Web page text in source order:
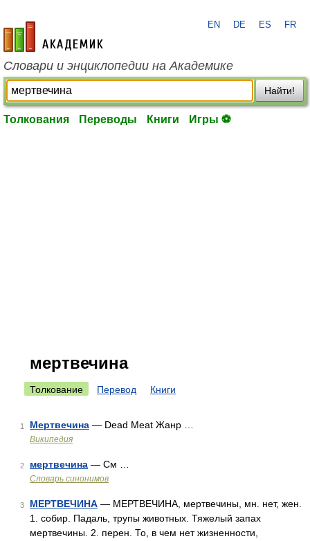
academic.ru
EN DE ES FR
Словари и энциклопедии на Академике
Найти!
Толкования Переводы Книги Игры ⚽
мертвечина
Толкование Перевод Книги
1 Мертвечина — Dead Meat Жанр …
Википедия
2 мертвечина — См …
Словарь синонимов
3 МЕРТВЕЧИНА — МЕРТВЕЧИНА, мертвечины, мн. нет, жен.
1. собир. Падаль, трупы животных. Тяжелый запах
мертвечины. 2. перен. То, в чем нет жизненности,